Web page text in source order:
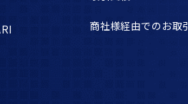
商社様経由でのお取